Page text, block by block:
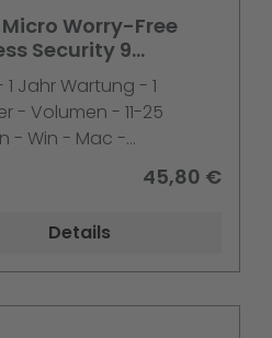
Worry-Free
Security 9
11-25 Liz. + 1J.
5er Schritte
1 Jahr Wartung - 1
- Volumen - 11-25
- Win - Mac -
45,80 €
Details